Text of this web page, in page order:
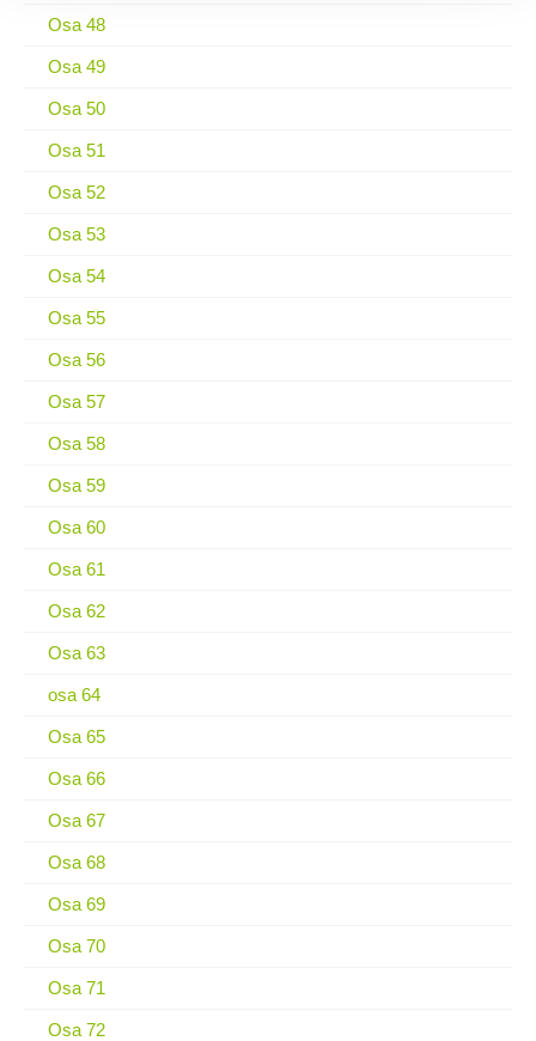
Osa 48
Osa 49
Osa 50
Osa 51
Osa 52
Osa 53
Osa 54
Osa 55
Osa 56
Osa 57
Osa 58
Osa 59
Osa 60
Osa 61
Osa 62
Osa 63
osa 64
Osa 65
Osa 66
Osa 67
Osa 68
Osa 69
Osa 70
Osa 71
Osa 72